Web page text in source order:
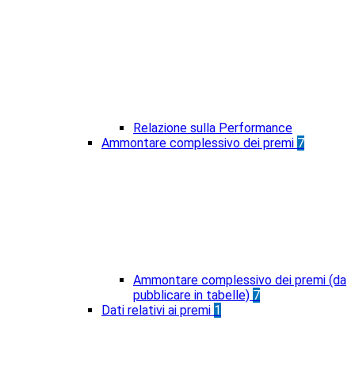
Relazione sulla Performance
Ammontare complessivo dei premi 7
Ammontare complessivo dei premi (da
pubblicare in tabelle) 7
Dati relativi ai premi 1